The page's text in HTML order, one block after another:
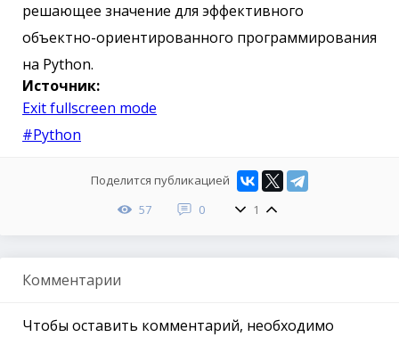
решающее значение для эффективного
объектно-ориентированного программирования
на Python.
Источник:
Exit fullscreen mode
#Python
Поделится публикацией
57
0 1
Комментарии
Чтобы оставить комментарий, необходимо